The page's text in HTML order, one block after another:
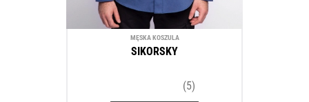
MĘSKA KOSZULA
SIKORSKY
(5)